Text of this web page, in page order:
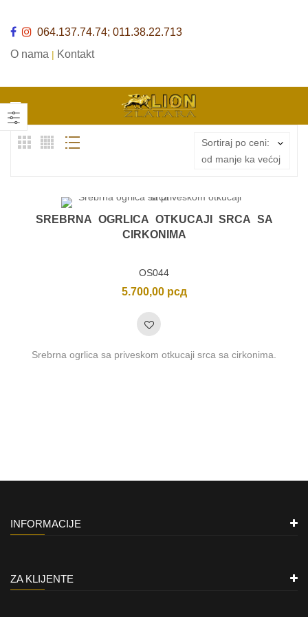
064.137.74.74; 011.38.22.713
O nama | Kontakt
Sortiraj po ceni:
od manje ka većoj
SREBRNA OGRLICA OTKUCAJI SRCA SA
CIRKONIMA
OS044
5.700,00 рсд
Srebrna ogrlica sa priveskom otkucaji srca sa cirkonima.
INFORMACIJE
ZA KLIJENTE